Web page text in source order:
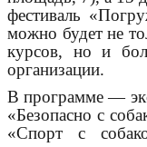
фестиваль
можно будет не
курсов, но и
организации.
В программе —
«Безопасно с
«Спорт с